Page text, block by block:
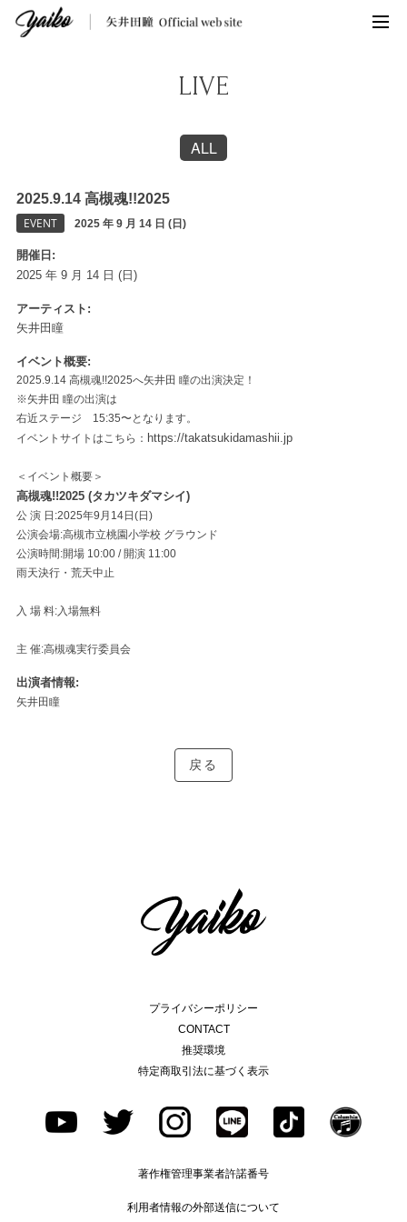
LIVE
ALL
2025.9.14 高槻魂!!2025
EVENT 2025 年 9 月 14 日 (日)
開催日
2025 年 9 月 14 日 (日)
アーティスト
矢井田瞳
イベント概要
2025.9.14 高槻魂!!2025へ矢井田 瞳の出演決定！
※矢井田 瞳の出演は
右近ステージ 15:35〜となります。
イベントサイトはこちら： https://takatsukidamashii.jp
＜イベント概要＞
高槻魂!!2025 (タカツキダマシイ)
公 演 日:2025年9月14日(日)
公演会場:高槻市立桃園小学校 グラウンド
公演時間:開場 10:00 / 開演 11:00
雨天決行・荒天中止
入 場 料:入場無料
主 催:高槻魂実行委員会
出演者情報
矢井田瞳
戻る
プライバシーポリシー
CONTACT
推奨環境
特定商取引法に基づく表示
著作権管理事業者許諾番号
利用者情報の外部送信について